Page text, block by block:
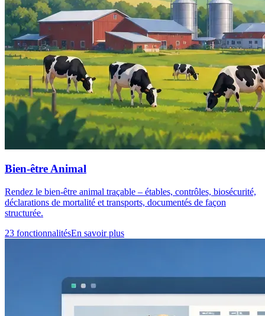
Bien-être Animal
Rendez le bien-être animal traçable – étables, contrôles, biosécurité,
déclarations de mortalité et transports, documentés de façon
structurée.
23 fonctionnalitésEn savoir plus